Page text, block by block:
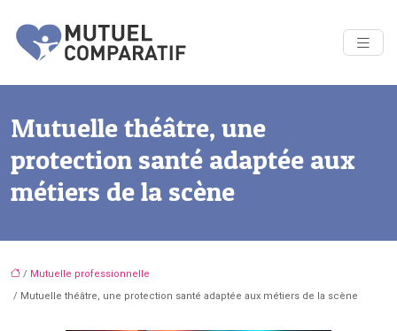
Mutuelle théâtre, une
protection santé adaptée aux
métiers de la scène
/ Mutuelle professionnelle
/ Mutuelle théâtre, une protection santé adaptée aux métiers de la scène